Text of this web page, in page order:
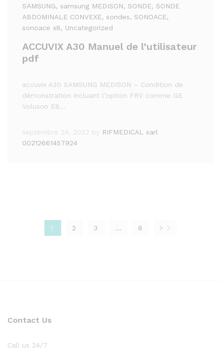
SAMSUNG, samsung MEDISON, SONDE, SONDE
ABDOMINALE CONVEXE, sondes, SONOACE,
sonoace x8, Uncategorized
ACCUVIX A30 Manuel de l’utilisateur
pdf
accuvix A30 SAMSUNG MEDISON – Condition de
démonstration incluant l’option FRV comme GE
Voluson E8…
septembre 24, 2022 by RIFMEDICAL sarl
00212661457924
1 2 3 … 8
Contact Us
Call us 24/7